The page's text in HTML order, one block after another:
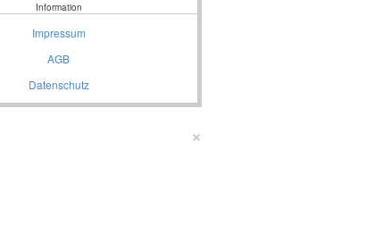
Information
Impressum
AGB
Datenschutz
×